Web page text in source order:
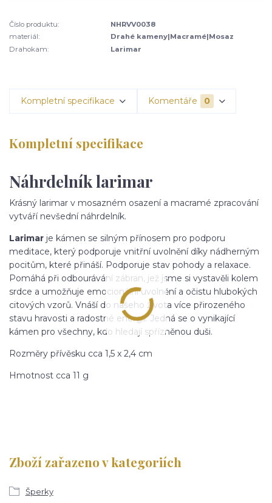
Číslo produktu:
NHRVV0038
materiál:
Drahé kameny|Macramé|Mosaz
Drahokam:
Larimar
Kompletní specifikace Komentáře 0
Kompletní specifikace
Náhrdelník larimar
Krásný larimar v mosazném osazení a macramé zpracování
vytváří nevšední náhrdelník.
Larimar je kámen se silným přínosem pro podporu
meditace, který podporuje vnitřní uvolnění díky nádherným
pocitům, které přináší. Podporuje stav pohody a relaxace.
Pomáhá při odbourávání zábran, jež jsme si vystavěli kolem
srdce a umožňuje emocionální uvolnění a očistu hlubokých
citových vzorů. Vnáší do našeho života více přirozeného
stavu hravosti a radostné energii. Jedná se o vynikající
kámen pro všechny, kdo hledají spřízněnou duši.
Rozměry přívěsku cca 1,5 x 2,4 cm
Hmotnost cca 11 g
Zboží zařazeno v kategoriích
Šperky